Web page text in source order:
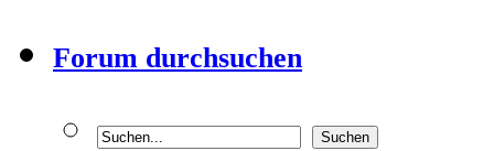
Forum durchsuchen